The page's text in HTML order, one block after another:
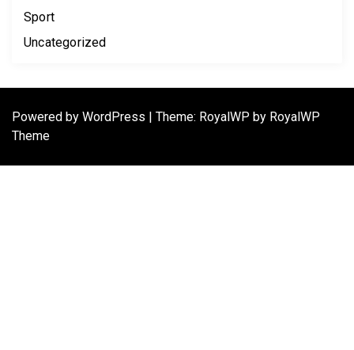
Sport
Uncategorized
Powered by WordPress | Theme: RoyalWP by RoyalWP
Theme